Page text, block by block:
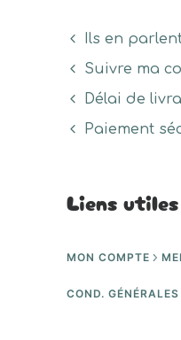
Ils en
Suivre ma
Délai de
Paiement
Liens utiles
MON COMPTE
COND.